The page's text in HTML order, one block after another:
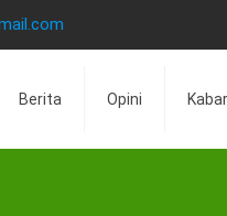
Berita Opini